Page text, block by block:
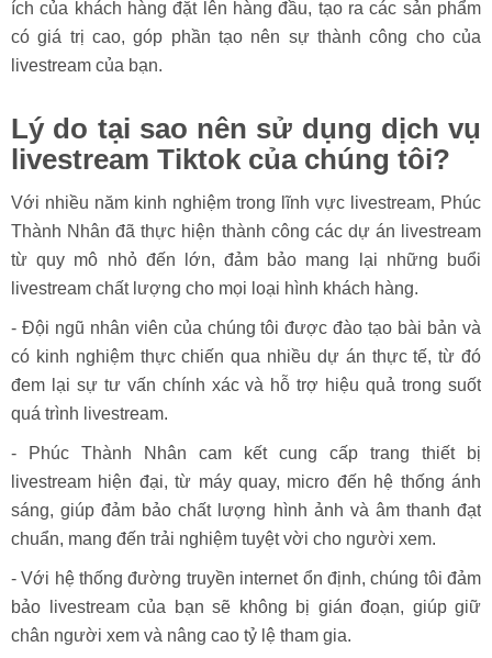
ích của khách hàng đặt lên hàng đầu, tạo ra các sản phẩm
có giá trị cao, góp phần tạo nên sự thành công cho của
livestream của bạn.
Lý do tại sao nên sử dụng dịch vụ
livestream Tiktok của chúng tôi?
Với nhiều năm kinh nghiệm trong lĩnh vực livestream, Phúc
Thành Nhân đã thực hiện thành công các dự án livestream
từ quy mô nhỏ đến lớn, đảm bảo mang lại những buổi
livestream chất lượng cho mọi loại hình khách hàng.
- Đội ngũ nhân viên của chúng tôi được đào tạo bài bản và
có kinh nghiệm thực chiến qua nhiều dự án thực tế, từ đó
đem lại sự tư vấn chính xác và hỗ trợ hiệu quả trong suốt
quá trình livestream.
- Phúc Thành Nhân cam kết cung cấp trang thiết bị
livestream hiện đại, từ máy quay, micro đến hệ thống ánh
sáng, giúp đảm bảo chất lượng hình ảnh và âm thanh đạt
chuẩn, mang đến trải nghiệm tuyệt vời cho người xem.
- Với hệ thống đường truyền internet ổn định, chúng tôi đảm
bảo livestream của bạn sẽ không bị gián đoạn, giúp giữ
chân người xem và nâng cao tỷ lệ tham gia.